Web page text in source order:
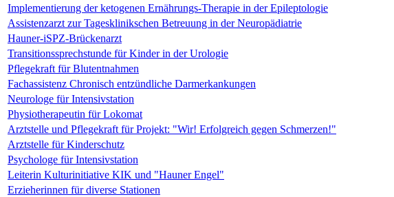
Implementierung der ketogenen Ernährungs-Therapie in der Epileptologie
Assistenzarzt zur Tagesklinikschen Betreuung in der Neuropädiatrie
Hauner-iSPZ-Brückenarzt
Transitionssprechstunde für Kinder in der Urologie
Pflegekraft für Blutentnahmen
Fachassistenz Chronisch entzündliche Darmerkankungen
Neurologe für Intensivstation
Physiotherapeutin für Lokomat
Arztstelle und Pflegekraft für Projekt: "Wir! Erfolgreich gegen Schmerzen!"
Arztstelle für Kinderschutz
Psychologe für Intensivstation
Leiterin Kulturinitiative KIK und "Hauner Engel"
Erzieherinnen für diverse Stationen